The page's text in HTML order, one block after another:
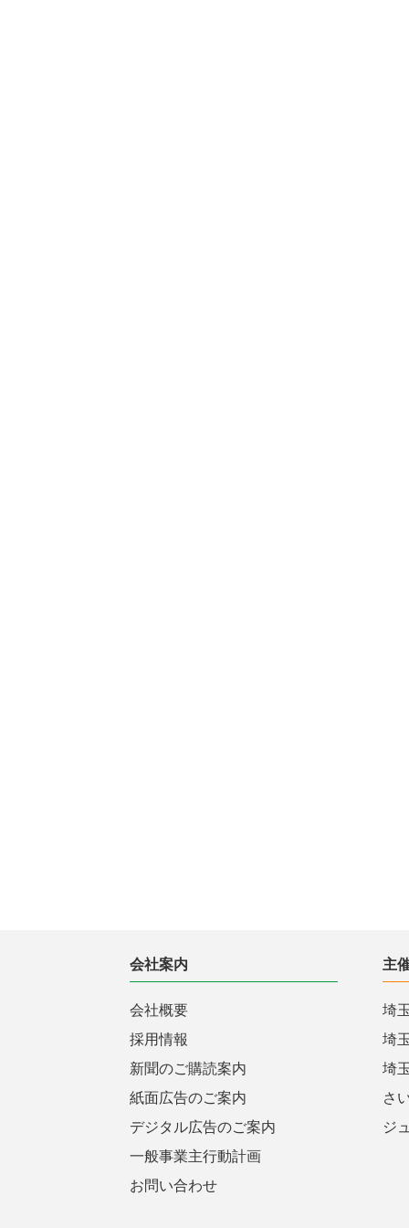
会社案内
会社概要
採用情報
新聞のご購読案内
紙面広告のご案内
デジタル広告のご案内
一般事業主行動計画
お問い合わせ
主
埼
埼
埼
さ
ジ